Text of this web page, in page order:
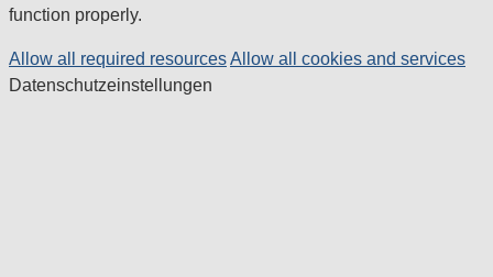
function properly.
Allow all required resourcesAllow all cookies and services
Datenschutzeinstellungen